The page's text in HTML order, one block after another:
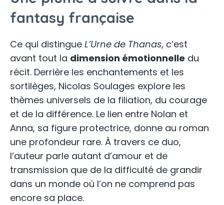
fantasy française
Ce qui distingue L’Urne de Thanas, c’est
avant tout la dimension émotionnelle du
récit. Derrière les enchantements et les
sortilèges, Nicolas Soulages explore les
thèmes universels de la filiation, du courage
et de la différence. Le lien entre Nolan et
Anna, sa figure protectrice, donne au roman
une profondeur rare. À travers ce duo,
l’auteur parle autant d’amour et de
transmission que de la difficulté de grandir
dans un monde où l’on ne comprend pas
encore sa place.